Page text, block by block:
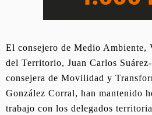
El consejero de Medio Ambiente,
del Territorio, Juan Carlos
consejera de Movilidad y
González Corral, han mantenido
trabajo con los delegados